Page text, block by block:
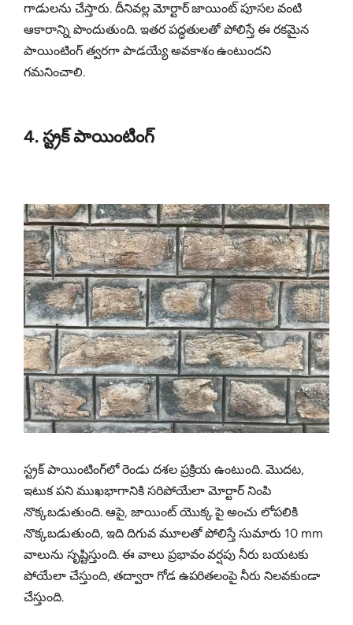
గాడులను చేస్తారు. దీనివల్ల మోర్టార్ జాయింట్ పూసల వంటి
ఆకారాన్ని పొందుతుంది. ఇతర పద్ధతులతో పోలిస్తే ఈ రకమైన
పాయింటింగ్ త్వరగా పాడయ్యే అవకాశం ఉంటుందని
గమనించాలి.
4. స్ట్రక్ పాయింటింగ్
స్ట్రక్ పాయింటింగ్‌లో రెండు దశల ప్రక్రియ ఉంటుంది. మొదట,
ఇటుక పని ముఖభాగానికి సరిపోయేలా మోర్టార్ నింపి
నొక్కబడుతుంది. ఆపై, జాయింట్ యొక్క పై అంచు లోపలికి
నొక్కబడుతుంది, ఇది దిగువ మూలతో పోలిస్తే సుమారు 10 mm
వాలును సృష్టిస్తుంది. ఈ వాలు ప్రభావం వర్షపు నీరు బయటకు
పోయేలా చేస్తుంది, తద్వారా గోడ ఉపరితలంపై నీరు నిలవకుండా
చేస్తుంది.